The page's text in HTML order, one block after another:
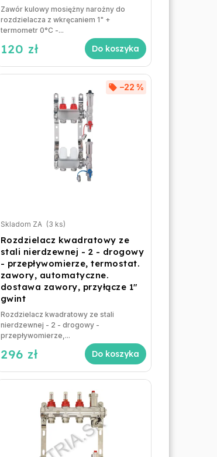
120 zł Do koszyka
Zawór kulowy mosiężny narożny do
rozdzielacza z wkręcaniem 1" +
termometr 0°C -...
Rozdzielacz kwadratowy ze
stali nierdzewnej - 2 - drogowy
- przepływomierze, termostat.
zawory, automatyczne.
dostawa zawory, przyłącze 1"
gwint
–22 %
Skladom ZA (3 ks)
296 zł Do koszyka
Rozdzielacz kwadratowy ze stali
nierdzewnej - 2 - drogowy -
przepływomierze,...